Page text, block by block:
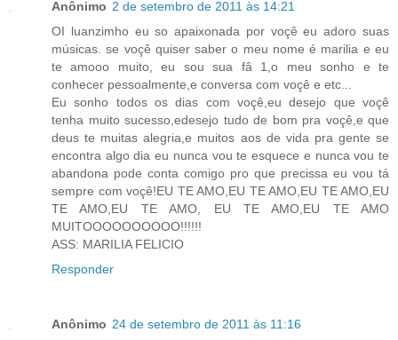
Anônimo 2 de setembro de 2011 às 14:21
OI luanzimho eu so apaixonada por voçê eu adoro suas
músicas. se voçê quiser saber o meu nome é marilia e eu
te amooo muito, eu sou sua fâ 1,o meu sonho e te
conhecer pessoalmente,e conversa com voçê e etc...
Eu sonho todos os dias com voçê,eu desejo que voçê
tenha muito sucesso,edesejo tudo de bom pra voçê,e que
deus te muitas alegria,e muitos aos de vida pra gente se
encontra algo dia eu nunca vou te esquece e nunca vou te
abandona pode conta comigo pro que precissa eu vou tá
sempre com voçê!EU TE AMO,EU TE AMO,EU TE AMO,EU
TE AMO,EU TE AMO, EU TE AMO,EU TE AMO
MUITOOOOOOOOOO!!!!!!
ASS: MARILIA FELICIO
Responder
Anônimo 24 de setembro de 2011 às 11:16